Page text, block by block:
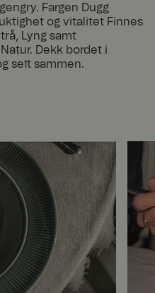
Fargen Dugg
og vitalitet Finnes
Lyng samt
Dekk bordet i
sett sammen.